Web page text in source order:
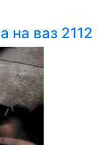
на ваз 2112